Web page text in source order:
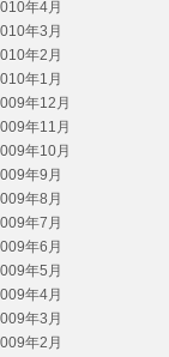
年4月
年3月
年2月
年1月
年12月
年11月
年10月
年9月
年8月
年7月
年6月
年5月
年4月
年3月
年2月